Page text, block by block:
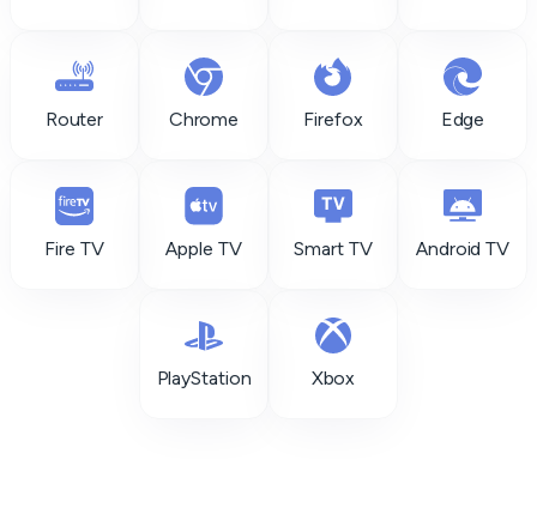
Router Chrome Firefox Edge
Fire TV Apple TV Smart TV Android TV
PlayStation Xbox